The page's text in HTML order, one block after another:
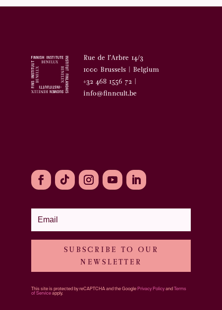
Rue de l’Arbre 14/3
1000 Brussels | Belgium
+32 468 1556 72 |
info@finncult.be
SUBSCRIBE TO OUR
NEWSLETTER
This site is protected by reCAPTCHA and the Google Privacy Policyand
Terms
of Serviceapply.